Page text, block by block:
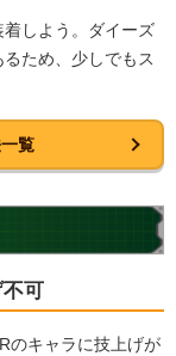
しよう。ダイーズ
ため、少しでもス
覧
可
のキャラに技上げが